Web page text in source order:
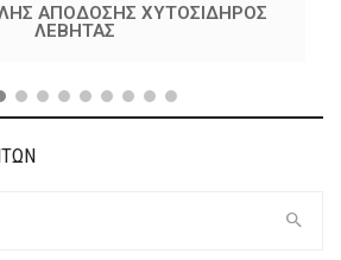
ΑΠΟΔΟΣΗΣ ΧΥΤΟΣΙΔΗΡΟΣ
ΛΕΒΗΤΑΣ